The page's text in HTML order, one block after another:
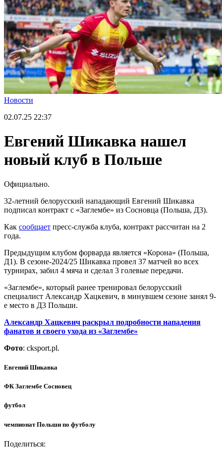
Новости
02.07.25 22:37
Евгений Шикавка нашел
новый клуб в Польше
Официально.
32-летний белорусский нападающий Евгений Шикавка
подписал контракт с «Заглембе» из Сосновца (Польша, Д3).
Как сообщает пресс-служба клуба, контракт рассчитан на 2
года.
Предыдущим клубом форварда является «Корона» (Польша,
Д1). В сезоне-2024/25 Шикавка провел 37 матчей во всех
турнирах, забил 4 мяча и сделал 3 голевые передачи.
«Заглембе», который ранее тренировал белорусский
специалист Александр Хацкевич, в минувшем сезоне занял 9-
е место в Д3 Польши.
Александр Хацкевич раскрыл подробности нападения
фанатов и своего ухода из «Заглембе»
Фото: cksport.pl.
Евгений Шикавка
ФК Заглембе Сосновец
футбол
чемпионат Польши по футболу
Поделиться: